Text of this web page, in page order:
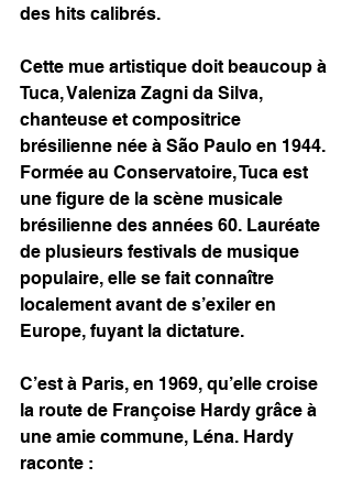
des hits calibrés.
Cette mue artistique doit beaucoup à
Tuca, Valeniza Zagni da Silva,
chanteuse et compositrice
brésilienne née à São Paulo en 1944.
Formée au Conservatoire, Tuca est
une figure de la scène musicale
brésilienne des années 60. Lauréate
de plusieurs festivals de musique
populaire, elle se fait connaître
localement avant de s’exiler en
Europe, fuyant la dictature.
C’est à Paris, en 1969, qu’elle croise
la route de Françoise Hardy grâce à
une amie commune, Léna. Hardy
raconte :